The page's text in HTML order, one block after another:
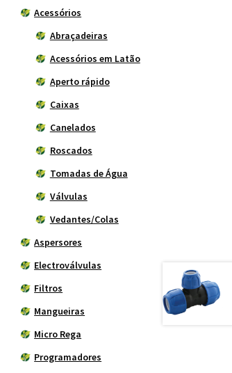
Acessórios
Abraçadeiras
Acessórios em Latão
Aperto rápido
Caixas
Canelados
Roscados
Tomadas de Água
Válvulas
Vedantes/Colas
Aspersores
Electroválvulas
Filtros
Mangueiras
Micro Rega
Programadores